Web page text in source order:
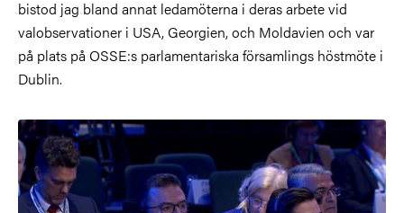
bistod jag bland annat ledamöterna i deras arbete vid
valobservationer i USA, Georgien, och Moldavien och var
på plats på OSSE:s parlamentariska församlings höstmöte i
Dublin.
Bild